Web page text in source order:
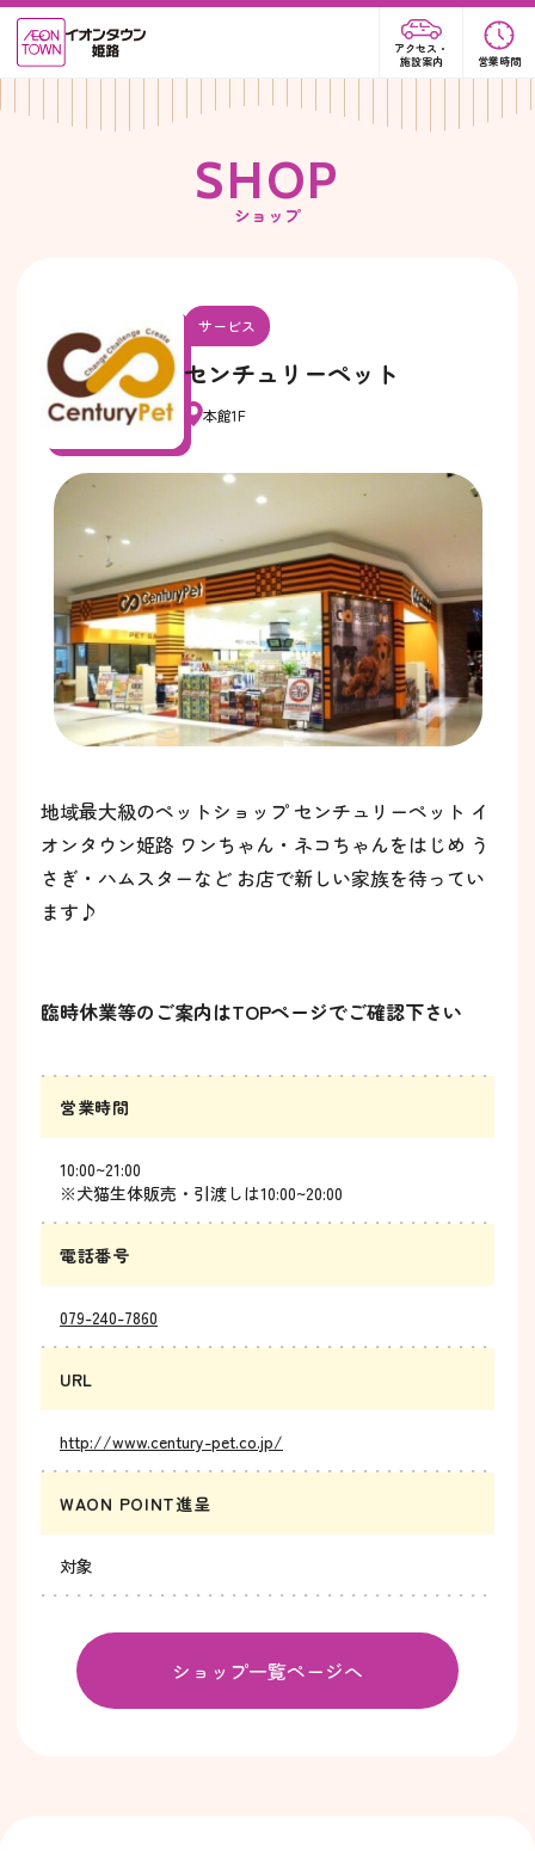
アクセス・
施設案内
営業時間
SHOP
ショップ
サービス
センチュリーペット
本館1F
地域最大級のペットショップ センチュリーペット イ
オンタウン姫路 ワンちゃん・ネコちゃんをはじめ う
さぎ・ハムスターなど お店で新しい家族を待ってい
ます♪
臨時休業等のご案内はTOPページでご確認下さい
営業時間
10:00~21:00
※犬猫生体販売・引渡しは10:00~20:00
電話番号
079-240-7860
URL
http://www.century-pet.co.jp/
WAON POINT進呈
対象
ショップ一覧ページへ